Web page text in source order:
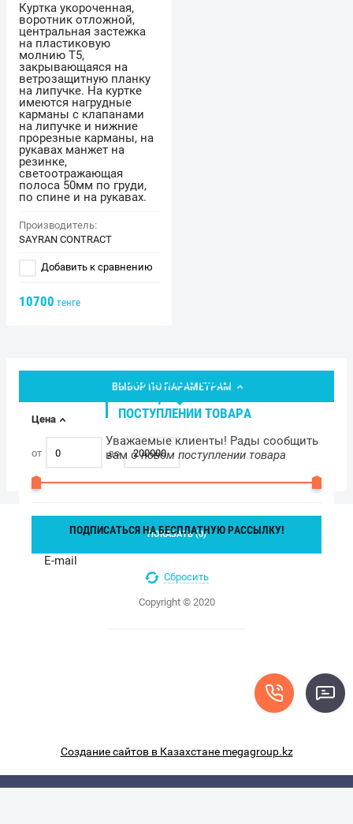
ВЫБОР ПО ПАРАМЕТРАМ
Цена
от до
ПОКАЗАТЬ (0)
Сбросить
УВАЖАЕМЫЕ КЛИЕНТЫ! РАДЫ
ПОСТУПЛЕНИИ ТОВАРА
Уважаемые клиенты! Рады сообщить
вам оновом поступлении товара
Куртка укороченная,
воротник отложной,
центральная застежка
на пластиковую
молнию Т5,
закрывающаяся на
ветрозащитную планку
на липучке. На куртке
имеются нагрудные
карманы с клапанами
на липучке и нижние
прорезные карманы, на
рукавах манжет на
резинке,
светоотражающая
полоса 50мм по груди,
по спине и на рукавах.
Производитель:
SAYRAN CONTRACT
Добавить к сравнению
10700 тенге
ПОДПИСАТЬСЯ НА БЕСПЛАТНУЮ РАССЫЛКУ!
Copyright © 2020
Создание сайтов в Казахстане megagroup.kz